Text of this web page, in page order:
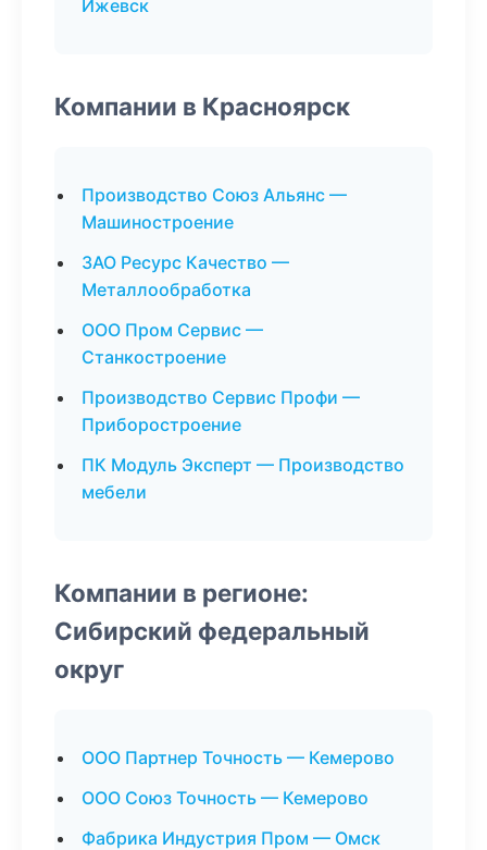
Ижевск
Компании в Красноярск
Производство Союз Альянс —
Машиностроение
ЗАО Ресурс Качество —
Металлообработка
ООО Пром Сервис —
Станкостроение
Производство Сервис Профи —
Приборостроение
ПК Модуль Эксперт — Производство
мебели
Компании в регионе:
Сибирский федеральный
округ
ООО Партнер Точность — Кемерово
ООО Союз Точность — Кемерово
Фабрика Индустрия Пром — Омск